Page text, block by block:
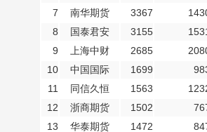
7
南华期货 3367
8
国泰君安 3155
9
上海中财 2685
10
中国国际 1699
11
同信久恒 1563
12
浙商期货 1502
13
华泰期货 1472